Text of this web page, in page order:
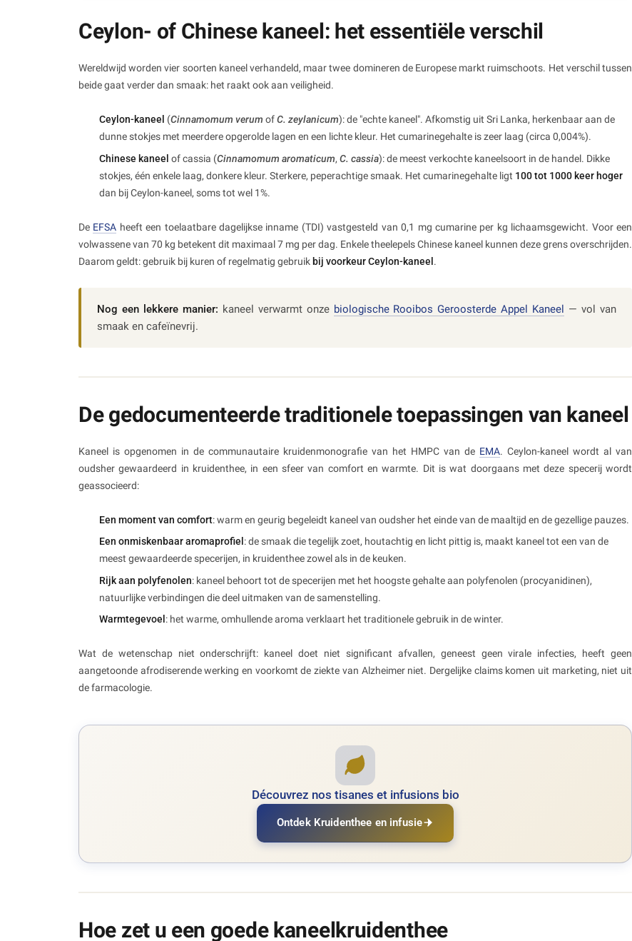
Ceylon- of Chinese kaneel: het essentiële verschil
Wereldwijd worden vier soorten kaneel verhandeld, maar twee domineren de Europese markt ruimschoots. Het verschil tussen
beide gaat verder dan smaak: het raakt ook aan veiligheid.
Ceylon-kaneel (Cinnamomum verum ofC. zeylanicum): de "echte kaneel". Afkomstig uit Sri Lanka, herkenbaar aan de
dunne stokjes met meerdere opgerolde lagen en een lichte kleur. Het cumarinegehalte is zeer laag (circa 0,004%).
Chinese kaneel of cassia (Cinnamomum aromaticum, C. cassia): de meest verkochte kaneelsoort in de handel. Dikke
stokjes, één enkele laag, donkere kleur. Sterkere, peperachtige smaak. Het cumarinegehalte ligt 100 tot 1000 keer hoger
dan bij Ceylon-kaneel, soms tot wel 1%.
De EFSA heeft een toelaatbare dagelijkse inname (TDI) vastgesteld van 0,1 mg cumarine per kg lichaamsgewicht. Voor een
volwassene van 70 kg betekent dit maximaal 7 mg per dag. Enkele theelepels Chinese kaneel kunnen deze grens overschrijden.
Daarom geldt: gebruik bij kuren of regelmatig gebruik bij voorkeur Ceylon-kaneel .
Nog een lekkere manier: kaneel verwarmt onze biologische Rooibos Geroosterde Appel Kaneel — vol van
smaak en cafeïnevrij.
De gedocumenteerde traditionele toepassingen van kaneel
Kaneel is opgenomen in de communautaire kruidenmonografie van het HMPC van de EMA. Ceylon-kaneel wordt al van
oudsher gewaardeerd in kruidenthee, in een sfeer van comfort en warmte. Dit is wat doorgaans met deze specerij wordt
geassocieerd:
Een moment van comfort: warm en geurig begeleidt kaneel van oudsher het einde van de maaltijd en de gezellige pauzes.
Een onmiskenbaar aromaprofiel : de smaak die tegelijk zoet, houtachtig en licht pittig is, maakt kaneel tot een van de
meest gewaardeerde specerijen, in kruidenthee zowel als in de keuken.
Rijk aan polyfenolen: kaneel behoort tot de specerijen met het hoogste gehalte aan polyfenolen (procyanidinen),
natuurlijke verbindingen die deel uitmaken van de samenstelling.
Warmtegevoel : het warme, omhullende aroma verklaart het traditionele gebruik in de winter.
Wat de wetenschap niet onderschrijft: kaneel doet niet significant afvallen, geneest geen virale infecties, heeft geen
aangetoonde afrodiserende werking en voorkomt de ziekte van Alzheimer niet. Dergelijke claims komen uit marketing, niet uit
de farmacologie.
Découvrez nos tisanes et infusions bio
Ontdek Kruidenthee en infusie
Hoe zet u een goede kaneelkruidenthee